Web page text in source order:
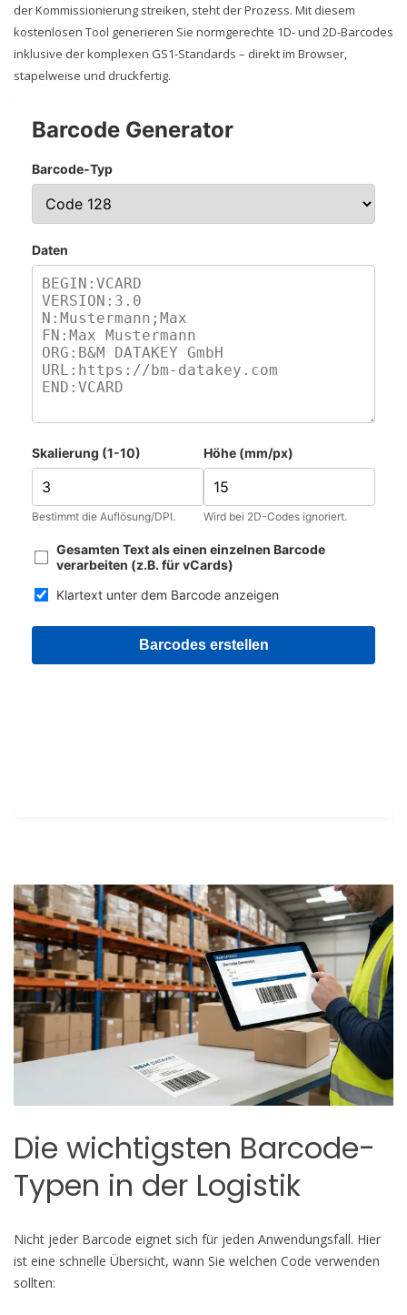
der Kommissionierung streiken, steht der Prozess. Mit diesem
kostenlosen Tool generieren Sie normgerechte 1D- und 2D-Barcodes
inklusive der komplexen GS1-Standards – direkt im Browser,
stapelweise und druckfertig.
Die wichtigsten Barcode-
Typen in der Logistik
Nicht jeder Barcode eignet sich für jeden Anwendungsfall. Hier
ist eine schnelle Übersicht, wann Sie welchen Code verwenden
sollten: